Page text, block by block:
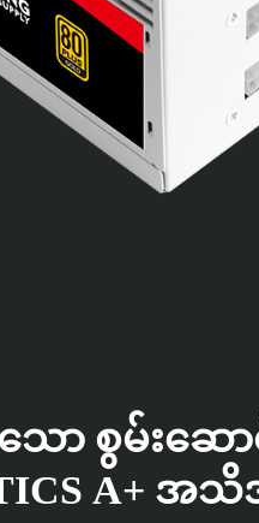
စွမ်းဆေ
A+ အ